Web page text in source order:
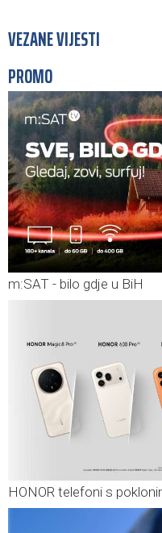
VEZANE VIJESTI
PROMO
m:SAT - bilo gdje u BiH
HONOR telefoni s